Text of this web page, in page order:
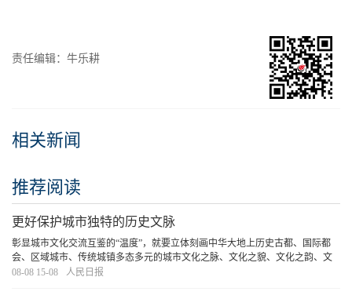
责任编辑：牛乐耕
相关新闻
推荐阅读
更好保护城市独特的历史文脉
彰显城市文化交流互鉴的“温度”，就要立体刻画中华大地上历史古都、国际都
会、区域城市、传统城镇多态多元的城市文化之脉、文化之貌、文化之韵、文
化之美，让我国城市历史文化更加打动人心，在持续弘扬、走向世界的过程中
08-08 15-08 人民日报